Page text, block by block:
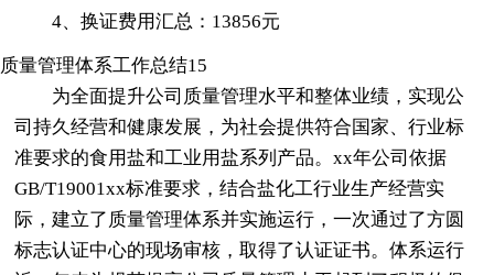
4、换证费用汇总：13856元
质量管理体系工作总结15
为全面提升公司质量管理水平和整体业绩，实现公
司持久经营和健康发展，为社会提供符合国家、行业标
准要求的食用盐和工业用盐系列产品。xx年公司依据
GB/T19001xx标准要求，结合盐化工行业生产经营实
际，建立了质量管理体系并实施运行，一次通过了方圆
标志认证中心的现场审核，取得了认证证书。体系运行